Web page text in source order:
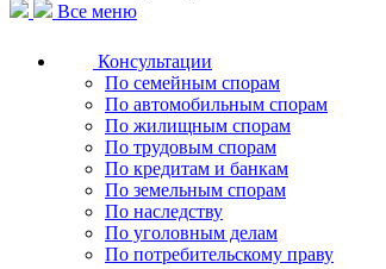
Все меню
Консультации
По семейным спорам
По автомобильным спорам
По жилищным спорам
По трудовым спорам
По кредитам и банкам
По земельным спорам
По наследству
По уголовным делам
По потребительскому праву